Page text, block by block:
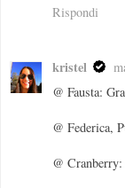
Rispondi
kristel
@ Fausta:
@ Federica,
@